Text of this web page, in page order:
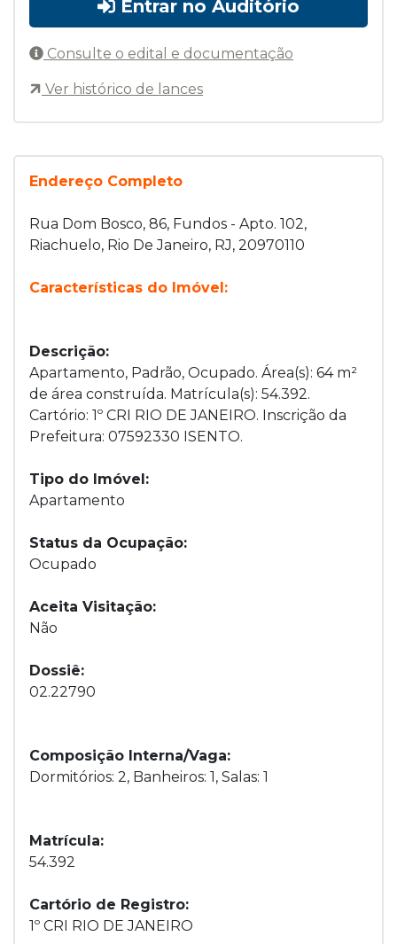
Endereço Completo
Rua Dom Bosco, 86, Fundos - Apto. 102,
Riachuelo, Rio De Janeiro, RJ, 20970110
Características do Imóvel:
Descrição:
Apartamento, Padrão, Ocupado. Área(s): 64 m²
de área construída. Matrícula(s): 54.392.
Cartório: 1º CRI RIO DE JANEIRO. Inscrição da
Prefeitura: 07592330 ISENTO.
Tipo do Imóvel:
Apartamento
Status da Ocupação:
Ocupado
Aceita Visitação:
Não
Dossiê:
02.22790
Composição Interna/Vaga:
Dormitórios: 2, Banheiros: 1, Salas: 1
Matrícula:
54.392
Cartório de Registro:
1º CRI RIO DE JANEIRO
Entrar no Auditório
Consulte o edital e documentação
Ver histórico de lances